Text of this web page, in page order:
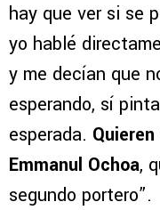
hay que ver si se
yo hablé
y me decían que
esperando, sí
esperada.
Emmanul Ochoa,
segundo portero”.